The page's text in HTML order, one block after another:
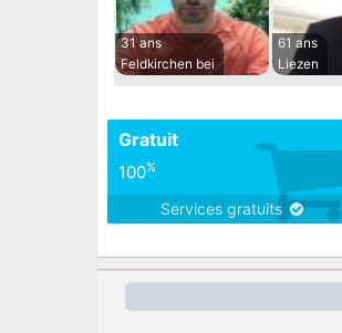
31 ans
Feldkirchen bei
61 ans
Liezen
Gratuit
100%
Services gratuits